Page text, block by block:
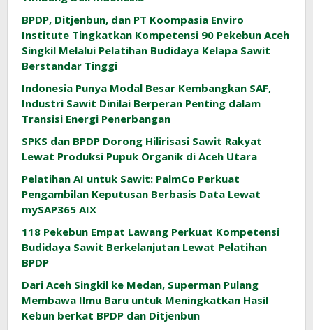
BPDP, Ditjenbun, dan PT Koompasia Enviro
Institute Tingkatkan Kompetensi 90 Pekebun Aceh
Singkil Melalui Pelatihan Budidaya Kelapa Sawit
Berstandar Tinggi
Indonesia Punya Modal Besar Kembangkan SAF,
Industri Sawit Dinilai Berperan Penting dalam
Transisi Energi Penerbangan
SPKS dan BPDP Dorong Hilirisasi Sawit Rakyat
Lewat Produksi Pupuk Organik di Aceh Utara
Pelatihan AI untuk Sawit: PalmCo Perkuat
Pengambilan Keputusan Berbasis Data Lewat
mySAP365 AIX
118 Pekebun Empat Lawang Perkuat Kompetensi
Budidaya Sawit Berkelanjutan Lewat Pelatihan
BPDP
Dari Aceh Singkil ke Medan, Superman Pulang
Membawa Ilmu Baru untuk Meningkatkan Hasil
Kebun berkat BPDP dan Ditjenbun